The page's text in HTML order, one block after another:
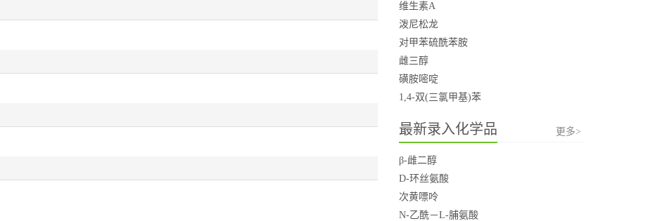
维生素A
泼尼松龙
对甲苯硫酰苯胺
雌三醇
磺胺嘧啶
1,4-双(三氯甲基)苯
最新录入化学品 更多>
β-雌二醇
D-环丝氨酸
次黄嘌呤
N-乙酰－L-脯氨酸